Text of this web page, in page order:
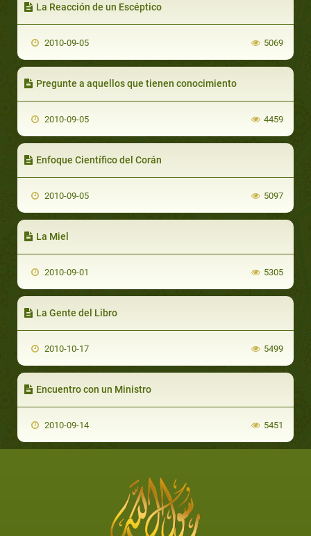
La Reacción de un Escéptico
2010-09-05 5069
Pregunte a aquellos que tienen conocimiento
2010-09-05 4459
Enfoque Científico del Corán
2010-09-05 5097
La Miel
2010-09-01 5305
La Gente del Libro
2010-10-17 5499
Encuentro con un Ministro
2010-09-14 5451